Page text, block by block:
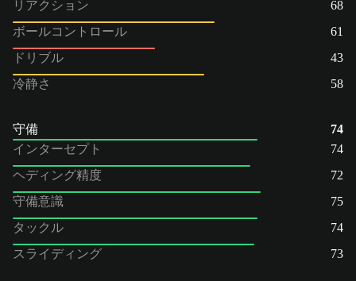
リアクション
68
ボールコントロール
61
ドリブル
43
冷静さ
58
守備
74
インターセプト
74
ヘディング精度
72
守備意識
75
タックル
74
スライディング
73